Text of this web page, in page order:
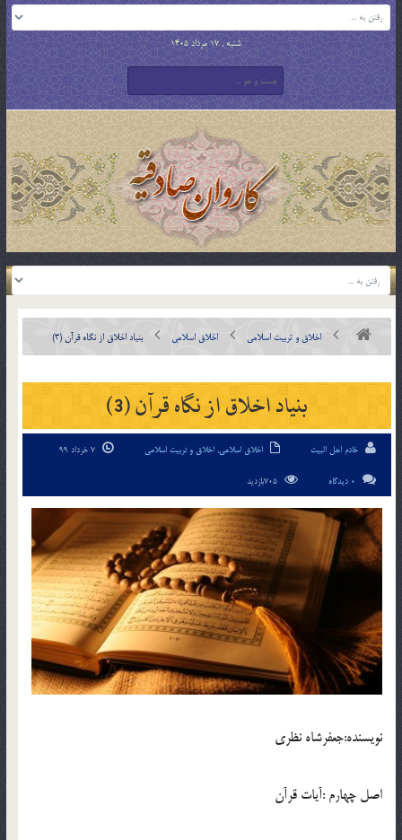
شنبه , 17 مرداد 1405
اخلاق و تربیت اسلامی اخلاق اسلامی بنياد اخلاق از نگاه قرآن (3)
بنياد اخلاق از نگاه قرآن (3)
خادم اهل البیت اخلاق اسلامی, اخلاق و تربیت اسلامی
0 دیدگاه
نويسنده:جعفرشاه نظري
اصل چهارم :آيات قرآن